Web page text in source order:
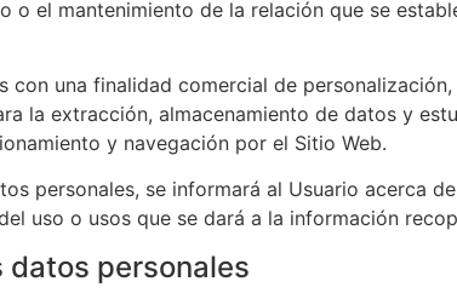
o el mantenimiento de la relación que se
con una finalidad comercial de
la extracción, almacenamiento de datos y
y navegación por el Sitio Web.
personales, se informará al Usuario acerca
uso o usos que se dará a la información
datos personales